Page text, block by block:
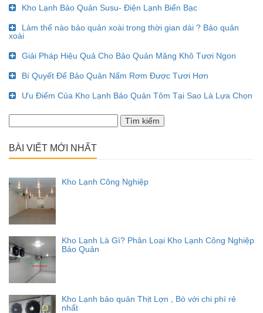
Kho Lạnh Bảo Quản Susu- Điện Lạnh Biển Bạc
Làm thế nào bảo quản xoài trong thời gian dài ? Bảo quản
xoài
Giải Pháp Hiệu Quả Cho Bảo Quản Măng Khô Tươi Ngon
Bí Quyết Để Bảo Quản Nấm Rơm Được Tươi Hơn
Ưu Điểm Của Kho Lạnh Bảo Quản Tôm Tại Sao Là Lựa Chọn
kiếm
BÀI VIẾT MỚI NHẤT
Kho Lạnh Công Nghiệp
Kho Lạnh Là Gì? Phân Loại Kho Lạnh Công Nghiệp
Bảo Quản
Kho Lạnh bảo quản Thịt Lợn , Bò với chi phí rẻ
nhất